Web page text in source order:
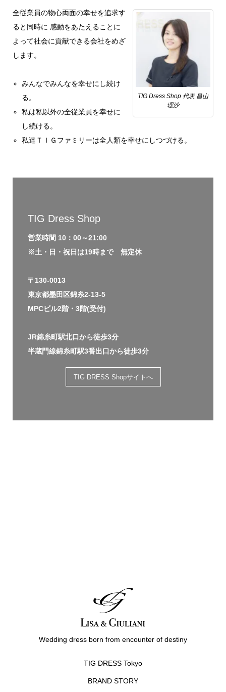
TIG Dress Shop 代表 昌山
理沙
全従業員の物心両面の幸せを追求す
ると同時に 感動をあたえることに
よって社会に貢献できる会社をめざ
します。
みんなでみんなを幸せにし続け
る。
私は私以外の全従業員を幸せに
し続ける。
私達ＴＩＧファミリーは全人類を幸せにしつづける。
TIG Dress Shop
営業時間 10：00～21:00
※土・日・祝日は19時まで 無定休
〒130-0013
東京都墨田区錦糸2-13-5
MPCビル2階・3階(受付)
JR錦糸町駅北口から徒歩3分
半蔵門線錦糸町駅3番出口から徒歩3分
TIG DRESS Shopサイトへ
Wedding dress born from encounter of destiny
TIG DRESS Tokyo
BRAND STORY